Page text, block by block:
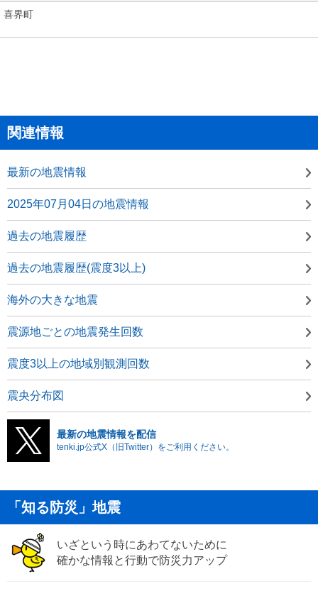
喜界町
関連情報
最新の地震情報
2025年07月04日の地震情報
過去の地震履歴
過去の地震履歴(震度3以上)
海外の大きな地震
震源地ごとの地震発生回数
震度3以上の地域別観測回数
震央分布図
最新の地震情報を配信
tenki.jp公式X（旧Twitter）をご利用ください。
「知る防災」地震
いざという時にあわてないために
確かな情報と行動で防災力アップ